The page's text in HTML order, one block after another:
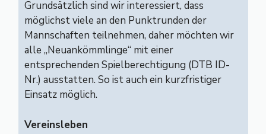
Grundsätzlich sind wir interessiert, dass
möglichst viele an den Punktrunden der
Mannschaften teilnehmen, daher möchten wir
alle „Neuankömmlinge“ mit einer
entsprechenden Spielberechtigung (DTB ID-
Nr.) ausstatten. So ist auch ein kurzfristiger
Einsatz möglich.
Vereinsleben